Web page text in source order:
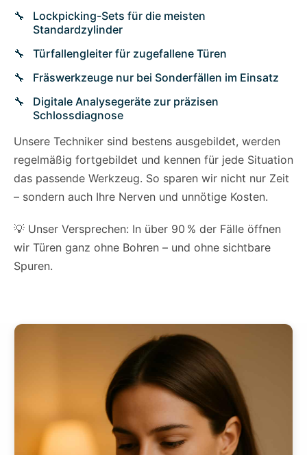
Lockpicking-Sets für die meisten
Standardzylinder
Türfallengleiter für zugefallene Türen
Fräswerkzeuge nur bei Sonderfällen im Einsatz
Digitale Analysegeräte zur präzisen
Schlossdiagnose
Unsere Techniker sind bestens ausgebildet, werden
regelmäßig fortgebildet und kennen für jede Situation
das passende Werkzeug. So sparen wir nicht nur Zeit
– sondern auch Ihre Nerven und unnötige Kosten.
💡 Unser Versprechen: In über 90 % der Fälle öffnen
wir Türen ganz ohne Bohren – und ohne sichtbare
Spuren.